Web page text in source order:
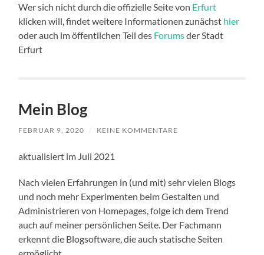
Wer sich nicht durch die offizielle Seite von Erfurt
klicken will, findet weitere Informationen zunächst hier
oder auch im öffentlichen Teil des Forumsder Stadt
Erfurt
Mein Blog
FEBRUAR 9, 2020 / KEINE KOMMENTARE
aktualisiert im Juli 2021
Nach vielen Erfahrungen in (und mit) sehr vielen Blogs
und noch mehr Experimenten beim Gestalten und
Administrieren von Homepages, folge ich dem Trend
auch auf meiner persönlichen Seite. Der Fachmann
erkennt die Blogsoftware, die auch statische Seiten
ermöglicht.